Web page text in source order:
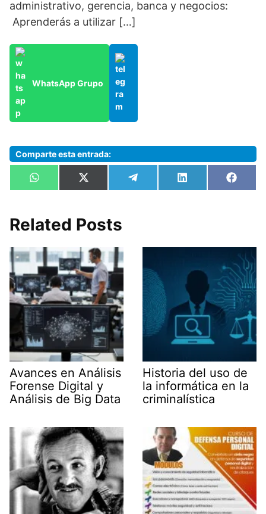
administrativo, gerencia, banca y negocios:
Aprenderás a utilizar […]
WhatsApp Grupo
Comparte esta entrada:
Compartir
en
W
h
s
A
p
Compartir
en
X
(
i
t
e
r
)
Compartir
en
e
m
Compartir
en
L
i
n
en
F
a
k
Related Posts
Avances en Análisis
Forense Digital y
Análisis de Big Data
Historia del uso de
la informática en la
criminalística